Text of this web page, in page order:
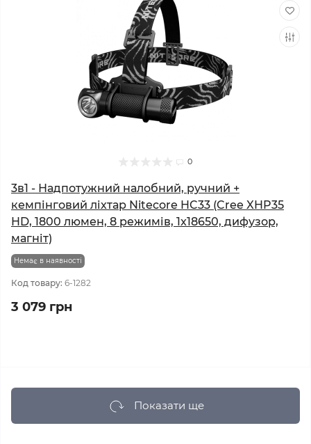
0
3в1 - Надпотужний налобний, ручний +
кемпінговий ліхтар Nitecore HC33 (Cree XHP35
HD, 1800 люмен, 8 режимів, 1x18650, дифузор,
магніт)
Немає в наявності
Код товару: 6-1282
3 079 грн
Показати ще